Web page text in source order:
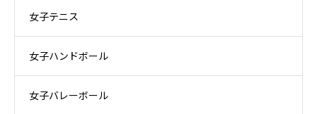
女子テニス
女子ハンドボール
女子バレーボール